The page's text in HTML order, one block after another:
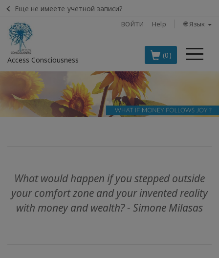
Еще не имеете учетной записи?
ВОЙТИ Help 🌐 Язык
Access Consciousness
(0)
Войти
в
свою
учетную
CLASSES
MEMBERSHIPS
What would happen if you stepped outside
your comfort zone and your invented reality
with money and wealth? - Simone Milasas